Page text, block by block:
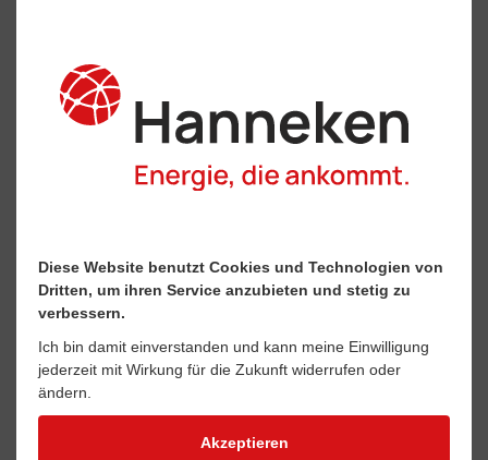
Kraft-Wärme-Kopplung
und Wärme und können durch die vielfältigen
Anwendungsmöglichkeiten jeden kleinen und
großen Bedarf zuverlässig und wirtschaftlich
abdecken.
Diese Website benutzt Cookies und Technologien von
Dritten, um ihren Service anzubieten und stetig zu
verbessern.
Ich bin damit einverstanden und kann meine Einwilligung
jederzeit mit Wirkung für die Zukunft widerrufen oder
ändern.
Akzeptieren